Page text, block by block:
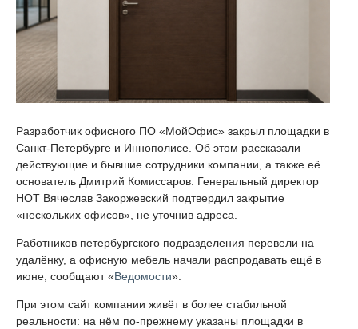
Разработчик офисного ПО «МойОфис» закрыл площадки в
Санкт-Петербурге и Иннополисе. Об этом рассказали
действующие и бывшие сотрудники компании, а также её
основатель Дмитрий Комиссаров. Генеральный директор
НОТ Вячеслав Закоржевский подтвердил закрытие
«нескольких офисов», не уточнив адреса.
Работников петербургского подразделения перевели на
удалёнку, а офисную мебель начали распродавать ещё в
июне, сообщают «Ведомости».
При этом сайт компании живёт в более стабильной
реальности: на нём по-прежнему указаны площадки в